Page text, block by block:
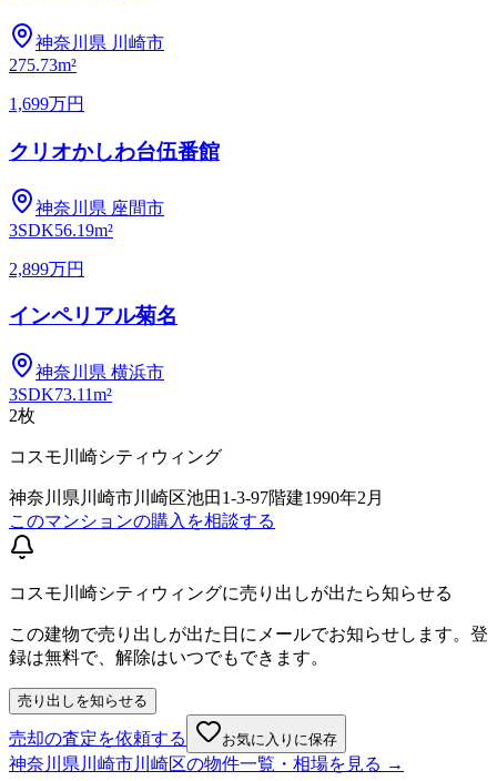
神奈川県 川崎市
275.73m²
1,699万円
クリオかしわ台伍番館
神奈川県 座間市
3SDK56.19m²
2,899万円
インペリアル菊名
神奈川県 横浜市
3SDK73.11m²
2枚
コスモ川崎シティウィング
神奈川県川崎市川崎区池田1-3-97階建1990年2月
このマンションの購入を相談する
コスモ川崎シティウィングに売り出しが出たら知らせる
この建物で売り出しが出た日にメールでお知らせします。登
録は無料で、解除はいつでもできます。
売り出しを知らせる
売却の査定を依頼する お気に入りに保存
神奈川県川崎市川崎区の物件一覧・相場を見る →